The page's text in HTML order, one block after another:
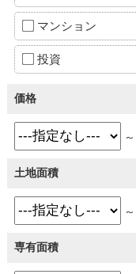
マンション
投資
価格
～
土地面積
～
専有面積